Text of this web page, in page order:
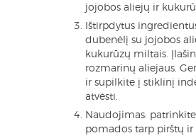
jojobos aliejų ir
Ištirpdytus
dubenėlį su jojobos
kukurūzų miltais.
rozmarinų aliejaus.
ir supilkite į stiklinį
atvėsti.
Naudojimas:
pomados tarp pirštų ir